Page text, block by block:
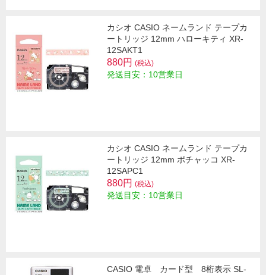
カシオ CASIO ネームランド テープカ
ートリッジ 12mm ハローキティ XR-
12SAKT1
880円 (税込)
発送目安：10営業日
カシオ CASIO ネームランド テープカ
ートリッジ 12mm ポチャッコ XR-
12SAPC1
880円 (税込)
発送目安：10営業日
CASIO 電卓 カード型 8桁表示 SL-